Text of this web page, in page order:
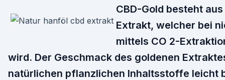
CBD-Gold besteht
Extrakt, welcher bei
mittels CO 2-
wird. Der Geschmack des goldenen
natürlichen pflanzlichen Inhaltsstoffe leicht